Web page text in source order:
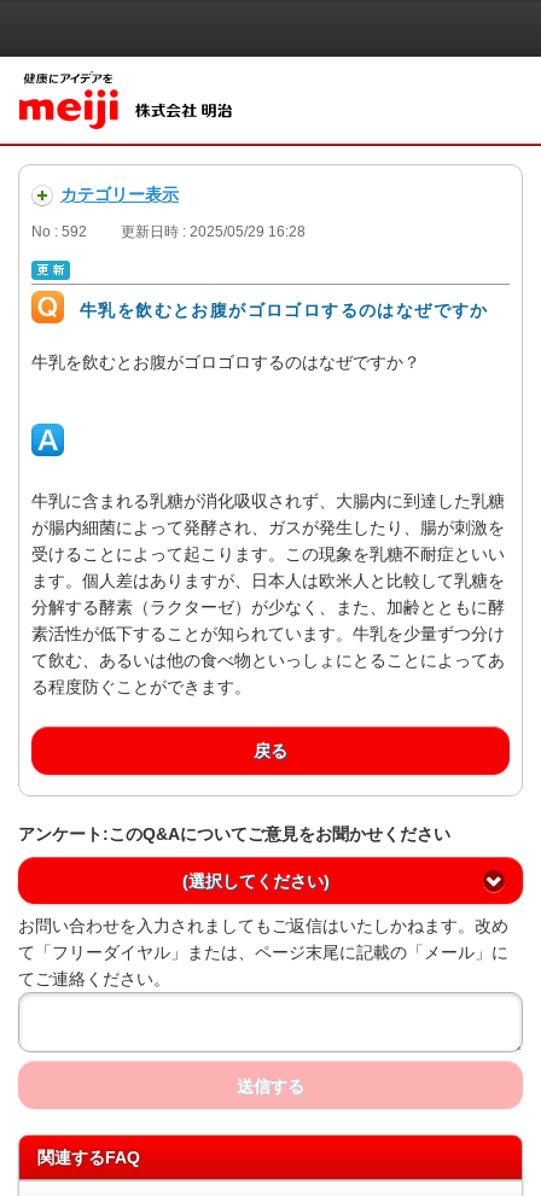
カテゴリー表示
No : 592 更新日時 : 2025/05/29 16:28
牛乳を飲むとお腹がゴロゴロするのはなぜですか
牛乳を飲むとお腹がゴロゴロするのはなぜですか？
牛乳に含まれる乳糖が消化吸収されず、大腸内に到達した乳糖
が腸内細菌によって発酵され、ガスが発生したり、腸が刺激を
受けることによって起こります。この現象を乳糖不耐症といい
ます。個人差はありますが、日本人は欧米人と比較して乳糖を
分解する酵素（ラクターゼ）が少なく、また、加齢とともに酵
素活性が低下することが知られています。牛乳を少量ずつ分け
て飲む、あるいは他の食べ物といっしょにとることによってあ
る程度防ぐことができます。
戻る
アンケート:このQ&Aについてご意見をお聞かせください
(選択してください)
お問い合わせを入力されましてもご返信はいたしかねます。改め
て「フリーダイヤル」または、ページ末尾に記載の「メール」に
てご連絡ください。
送信する
関連するFAQ